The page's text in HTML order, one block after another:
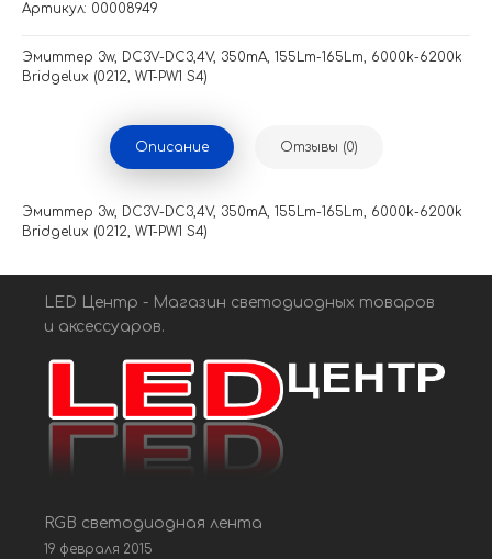
Артикул: 00008949
Эмиттер 3w, DC3V-DC3,4V, 350mA, 155Lm-165Lm, 6000k-6200k
Bridgelux (0212, WT-PW1 S4)
Описание Отзывы (0)
Эмиттер 3w, DC3V-DC3,4V, 350mA, 155Lm-165Lm, 6000k-6200k
Bridgelux (0212, WT-PW1 S4)
LED Центр - Магазин светодиодных товаров
и аксессуаров.
RGB светодиодная лента
19 февраля 2015